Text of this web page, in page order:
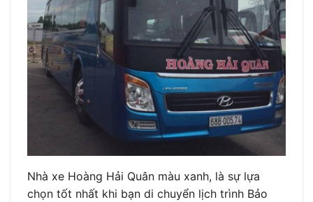
Nhà xe Hoàng Hải Quân màu xanh, là sự lựa
chọn tốt nhất khi bạn di chuyển lịch trình Bảo